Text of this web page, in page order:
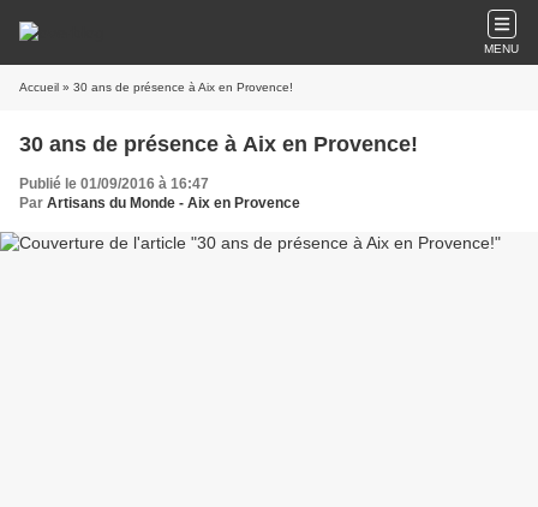
MENU
Accueil » 30 ans de présence à Aix en Provence!
30 ans de présence à Aix en Provence!
Publié le 01/09/2016 à 16:47
Par Artisans du Monde - Aix en Provence